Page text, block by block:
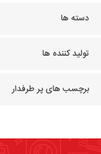
دسته ها
تولید کننده ها
برچسب های پر طرفدار